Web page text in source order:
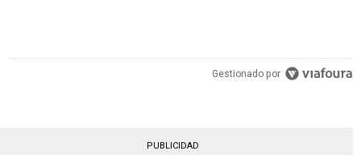
Gestionado por
PUBLICIDAD